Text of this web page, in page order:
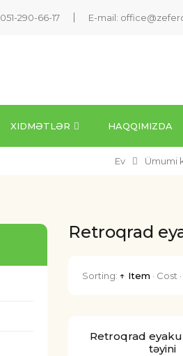
051-290-66-17 E-mail:
XIDMƏTLƏR HAQQIMIZDA
Ev Ümumi
Retroqrad
Sorting:↑ Item · Cost
Retroqrad
təyini